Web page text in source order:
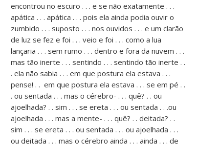
encontrou no escuro . . . e se não exatamente . . .
apática . . . apática . . . pois ela ainda podia ouvir o
zumbido . . . suposto . . . nos ouvidos . . . e um clarão
de luz se fez e foi . . . veio e foi . . . como a lua
lançaria . . . sem rumo . . . dentro e fora da nuvem . . .
mas tão inerte . . . sentindo . . . sentindo tão inerte . .
. ela não sabia . . . em que postura ela estava . . .
pense! . . em que postura ela estava . . . se em pé . .
. ou sentada . . . mas o cérebro- . . . quê? . . ou
ajoelhada? . . sim . . . se ereta . . . ou sentada . . .ou
ajoelhada . . . mas a mente- . . . quê? . . deitada? . .
sim . . . se ereta . . . ou sentada . . . ou ajoelhada . . .
ou deitada . . . mas o cérebro ainda . . . ainda . . . de